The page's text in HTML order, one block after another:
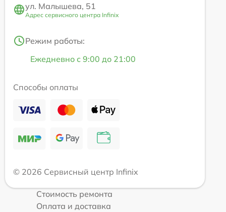
ул. Малышева, 51
Адрес сервисного центра Infinix
Режим работы:
Ежедневно с 9:00 до 21:00
Способы оплаты
© 2026 Сервисный центр Infinix
Стоимость ремонта
Оплата и доставка